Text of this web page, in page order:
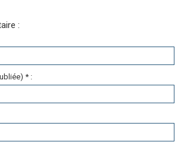
:
* :